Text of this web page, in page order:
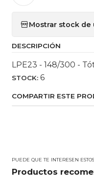
Mostrar stock
DESCRIPCIÓN
LPE23 - 148/300 -
STOCK: 6
COMPARTIR ESTE
PUEDE QUE TE INTERESEN ESTOS
Productos